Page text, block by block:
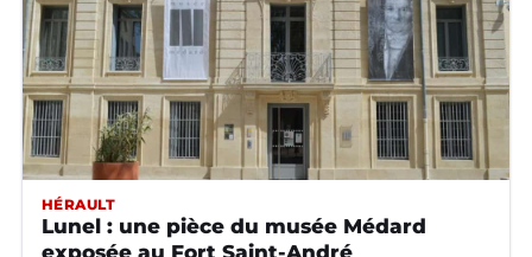
HÉRAULT
Lunel : une pièce du musée Médard